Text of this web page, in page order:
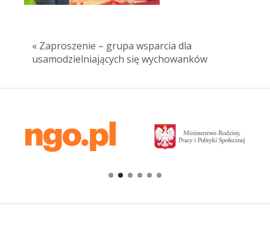
« Zaproszenie – grupa wsparcia dla
usamodzielniających się wychowanków